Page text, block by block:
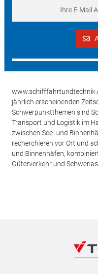
jährlich erscheinenden
Schwerpunktthemen sind
Transport und Logistik im
zwischen See- und
recherchieren vor Ort und
und Binnenhäfen,
Güterverkehr und